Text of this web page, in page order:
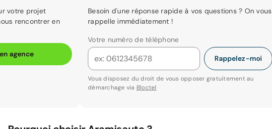
votre projet
rencontrer en
agence
Besoin d'une réponse rapide à vos questions ? On vous
rappelle immédiatement !
Votre numéro de téléphone
Rappelez-moi
Vous disposez du droit de vous opposer gratuitement au
démarchage via Bloctel